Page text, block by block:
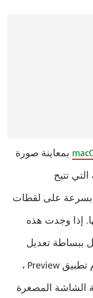
بمعاينة صورة
تتيح
بسرعة على لقطات
إذا وجدت هذه
ببساطة تعديل
لقطات الشاشة لاحقًا باستخدام تطبيق Preview ،
الشاشة المصغرة